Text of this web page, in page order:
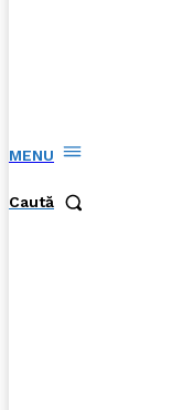
MENU
Caută